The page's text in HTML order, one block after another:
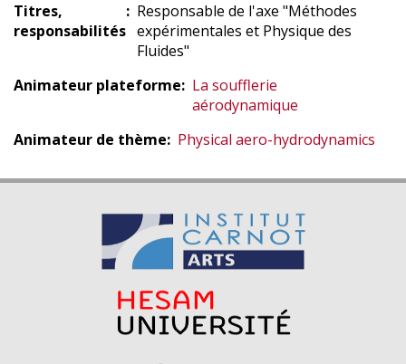
Titres,
responsabilités
Responsable de l'axe "Méthodes
expérimentales et Physique des
Fluides"
Animateur plateforme
La soufflerie
aérodynamique
Animateur de thème
Physical aero-hydrodynamics